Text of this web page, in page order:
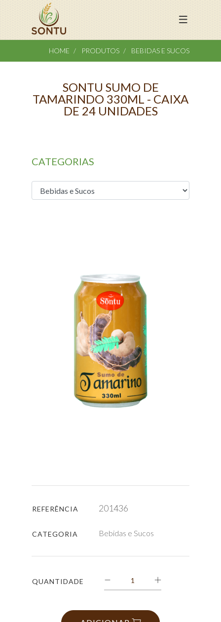
HOME PRODUTOS BEBIDAS E SUCOS
SONTU SUMO DE
TAMARINDO 330ML - CAIXA
DE 24 UNIDADES
CATEGORIAS
REFERÊNCIA 201436
CATEGORIA Bebidas e Sucos
QUANTIDADE